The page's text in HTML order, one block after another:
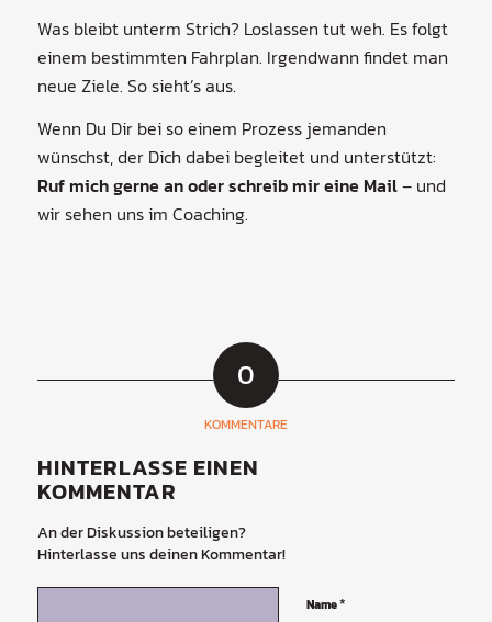
Was bleibt unterm Strich? Loslassen tut weh. Es folgt
einem bestimmten Fahrplan. Irgendwann findet man
neue Ziele. So sieht’s aus.
Wenn Du Dir bei so einem Prozess jemanden
wünschst, der Dich dabei begleitet und unterstützt:
Ruf mich gerne an oder schreib mir eine Mail– und
wir sehen uns im Coaching.
0
KOMMENTARE
HINTERLASSE EINEN
KOMMENTAR
An der Diskussion beteiligen?
Hinterlasse uns deinen Kommentar!
Name*